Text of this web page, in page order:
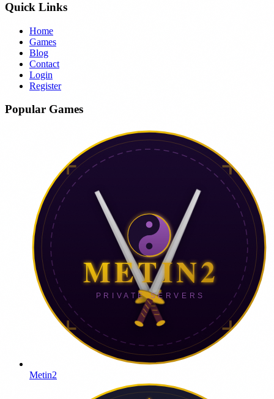
Quick Links
Home
Games
Blog
Contact
Login
Register
Popular Games
Metin2